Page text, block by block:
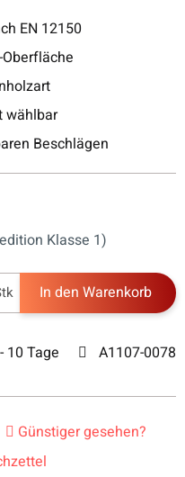
EN 12150
wählbar
Beschlägen
Klasse 1)
In den Warenkorb
10 Tage A1107-0078
Günstiger gesehen?